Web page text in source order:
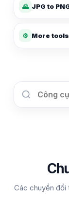
🌄 JPG to
⚙️ More tools
Các chuyển đổi